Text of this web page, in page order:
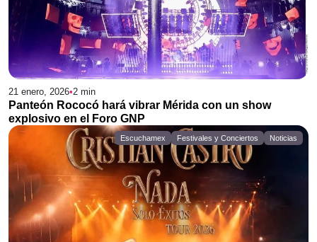
21 enero, 2026•2 min
Panteón Rococó hará vibrar Mérida con un show
explosivo en el Foro GNP
Escuchamex Festivales y Conciertos Noticias